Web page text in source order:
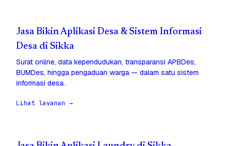
Jasa Bikin Aplikasi Desa & Sistem Informasi
Desa di Sikka
Surat online, data kependudukan, transparansi APBDes,
BUMDes, hingga pengaduan warga — dalam satu sistem
informasi desa.
Lihat layanan →